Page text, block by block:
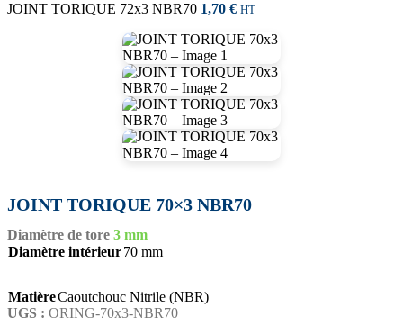
JOINT TORIQUE 72x3 NBR70 1,70 € HT
JOINT TORIQUE 70×3 NBR70
Diamètre de tore 3 mm
Diamètre intérieur70 mm
MatièreCaoutchouc Nitrile (NBR)
UGS : ORING-70x3-NBR70